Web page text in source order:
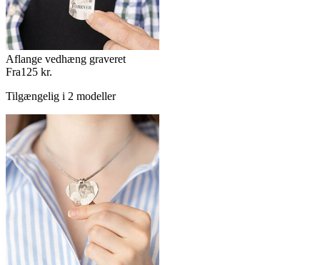
Aflange vedhæng graveret
Fra125 kr.
Tilgængelig i 2 modeller